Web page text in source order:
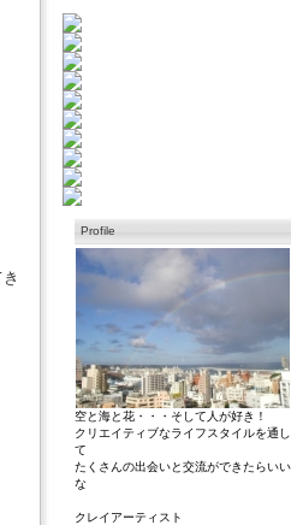
Profile
空と海と花・・・そして人が好き！
クリエイティブなライフスタイルを通し
て
たくさんの出会いと交流ができたらいい
な
クレイアーティスト